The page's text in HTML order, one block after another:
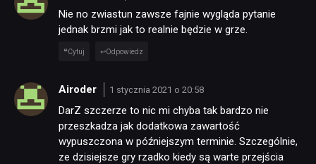
Nie no zwiastun zawsze fajnie wygląda pytanie
jednak brzmi jak to realnie będzie w grze.
Cytuj Odpowiedz
Airoder 1 stycznia 2021 o 20:58
DarZ szczerze to nic mi chyba tak bardzo nie
przeszkadza jak dodatkowa zawartość
wypuszczona w późniejszym terminie. Szczególnie,
ze dzisiejsze gry rzadko kiedy są warte przejścia